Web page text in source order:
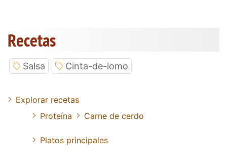
Recetas
Salsa Cinta-de-lomo
Explorar recetas
Proteína
Carne de cerdo
Platos principales